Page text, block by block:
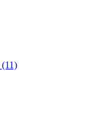
(11)